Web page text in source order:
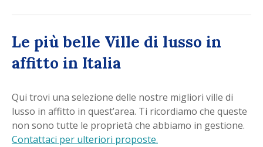
Le più belle Ville di lusso in
affitto in Italia
Qui trovi una selezione delle nostre migliori ville di
lusso in affitto in quest’area. Ti ricordiamo che queste
non sono tutte le proprietà che abbiamo in gestione.
Contattaci per ulteriori proposte.